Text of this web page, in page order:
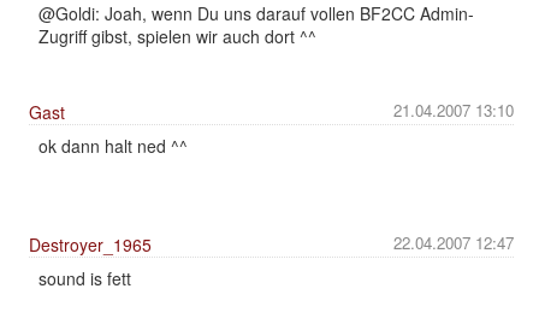
@Goldi: Joah, wenn Du uns darauf vollen BF2CC Admin-
Zugriff gibst, spielen wir auch dort ^^
21.04.2007 13:10
Gast
ok dann halt ned ^^
22.04.2007 12:47
Destroyer_1965
sound is fett